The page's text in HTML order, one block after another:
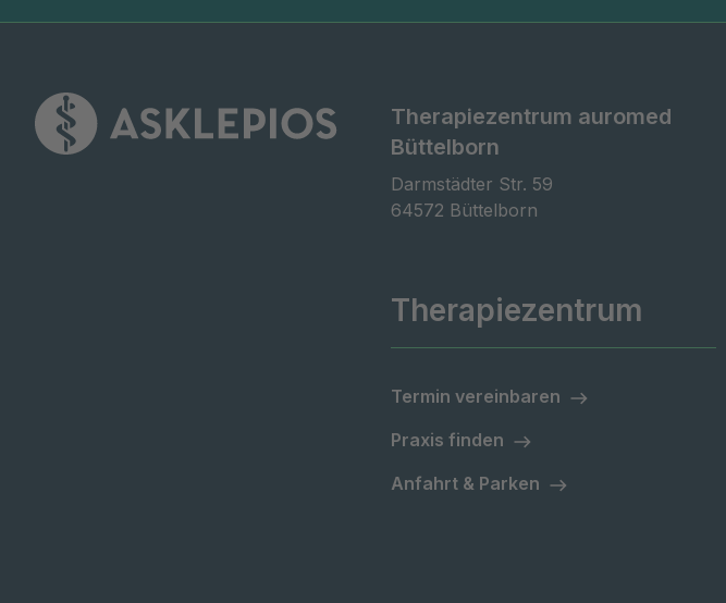
Therapiezentrum auromed
Büttelborn
Darmstädter Str. 59
64572 Büttelborn
Therapiezentrum
Termin vereinbaren
Praxis finden
Anfahrt & Parken